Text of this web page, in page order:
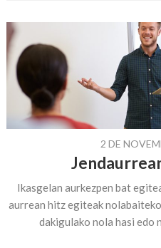
2 DE
Ikasgelan aurkezpen bat
aurrean hitz egiteak
dakigulako nola hasi edo